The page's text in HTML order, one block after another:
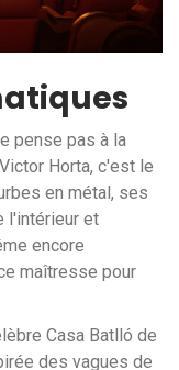
pense pas à la
Horta, c'est le
en métal, ses
l'intérieur et
encore
maîtresse pour
Casa Batlló de
des vagues de